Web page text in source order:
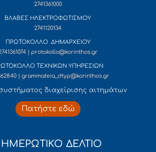
2741361000
ΒΛΑΒΕΣ ΗΛΕΚΤΡΟΦΩΤΙΣΜΟΥ
2741120134
ΠΡΩΤΟΚΟΛΛΟ ΔΗΜΑΡΧΕΙΟΥ
| protokollo@korinthos.gr
ΤΕΧΝΙΚΩΝ ΥΠΗΡΕΣΙΩΝ
| grammateia_dtyp@korinthos.gr
διαχείρισης αιτημάτων
Πατήστε εδώ
ΔΕΛΤΙΟ